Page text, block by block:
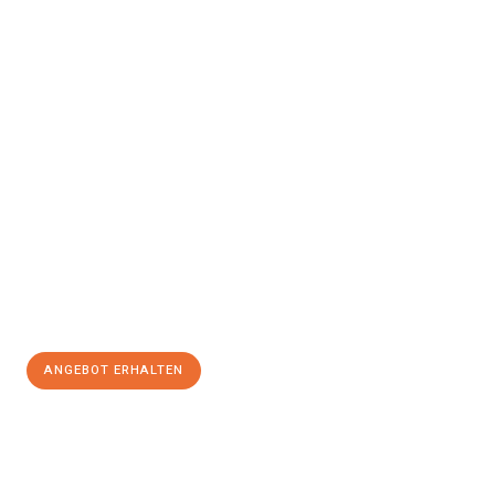
ANGEBOT ERHALTEN